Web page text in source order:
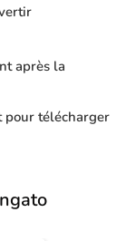
après la
pour télécharger